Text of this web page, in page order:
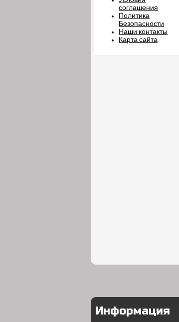
соглашения
Политика
Безопасности
Наши контакты
Карта сайта
Информация